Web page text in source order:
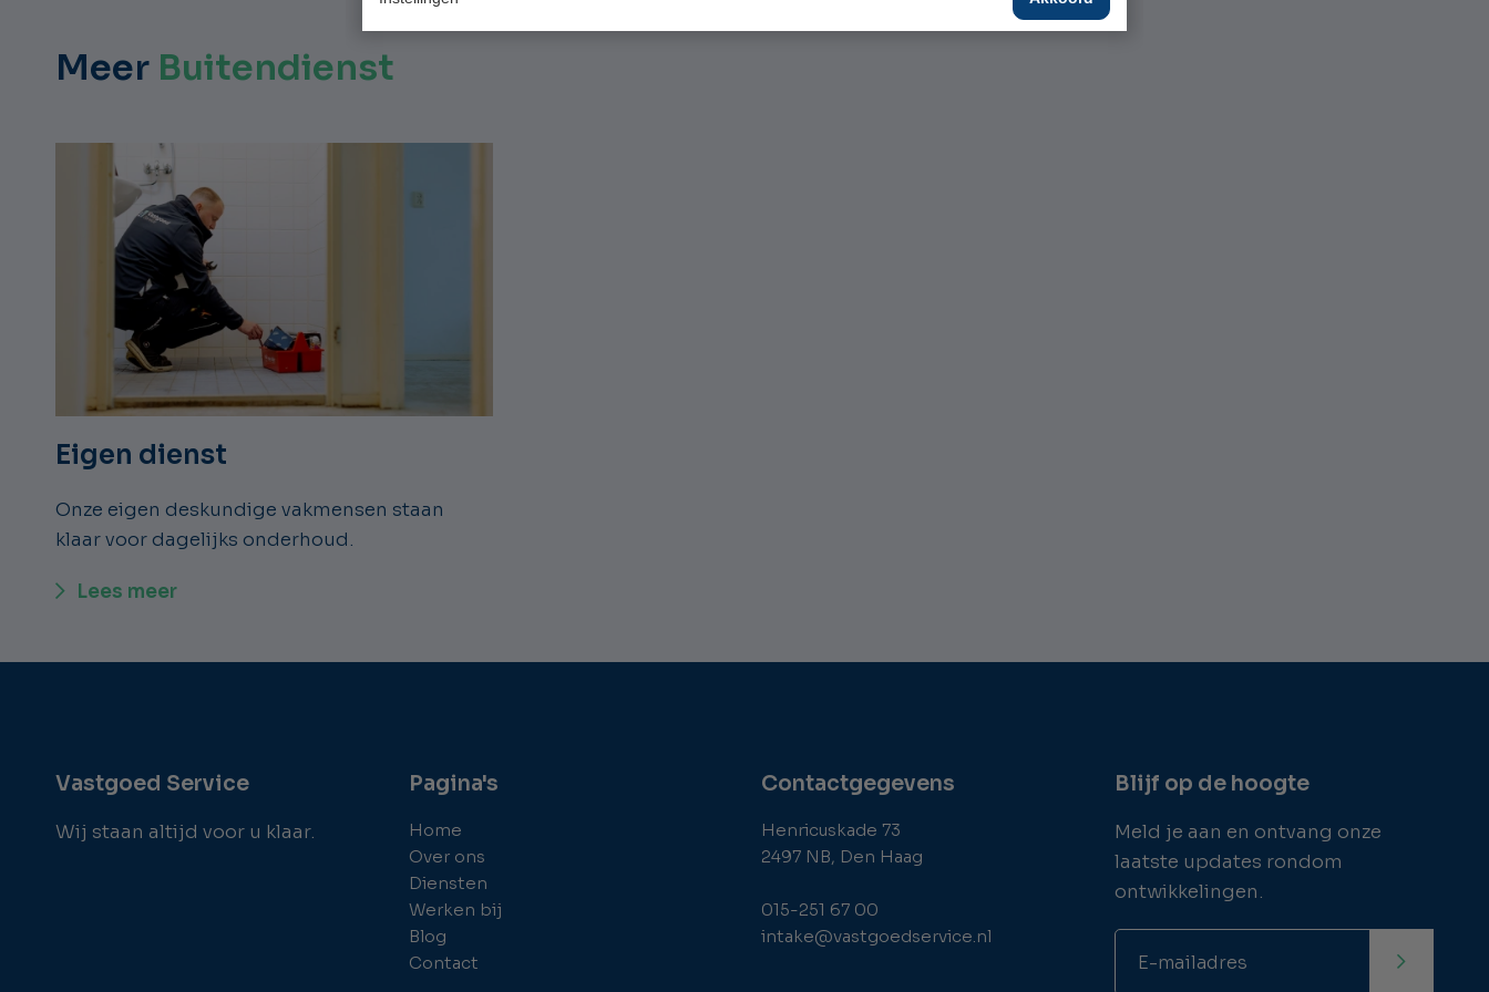
Meer Buitendienst
Eigen dienst
Onze eigen deskundige vakmensen staan
klaar voor dagelijks onderhoud.
Lees meer
Vastgoed Service
Wij staan altijd voor u klaar.
Pagina's
Home
Over ons
Diensten
Werken bij
Blog
Contact
Contactgegevens
Henricuskade 73
2497 NB, Den Haag
015-251 67 00
intake@vastgoedservice.nl
Blijf op de hoogte
Meld je aan en ontvang onze
laatste updates rondom
ontwikkelingen.